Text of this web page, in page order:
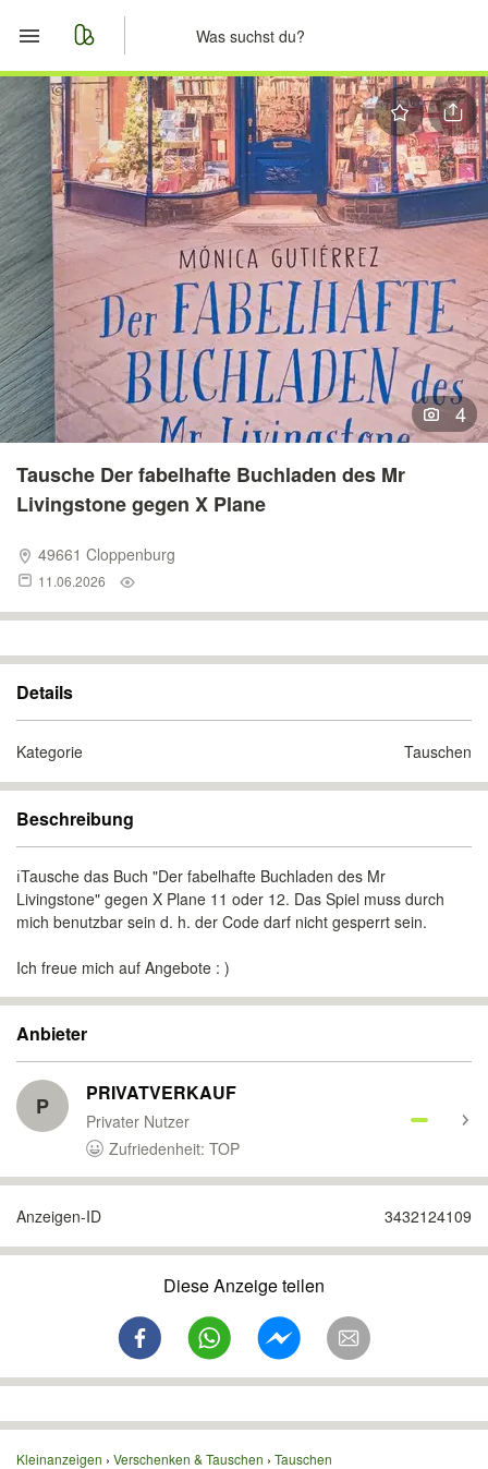
Start
Merkliste
Nachrichten
Anzeige aufgeben
4
Tausche Der fabelhafte Buchladen des Mr
Livingstone gegen X Plane
49661 Cloppenburg
11.06.2026
Details
Kategorie Tauschen
Beschreibung
ℹ️Tausche das Buch "Der fabelhafte Buchladen des Mr
Livingstone" gegen X Plane 11 oder 12. Das Spiel muss durch
mich benutzbar sein d. h. der Code darf nicht gesperrt sein.
Ich freue mich auf Angebote : )
Anbieter
P PRIVATVERKAUF
Privater Nutzer
Zufriedenheit: TOP
Anzeigen-ID 3432124109
Diese Anzeige teilen
Kleinanzeigen Verschenken & Tauschen Tauschen